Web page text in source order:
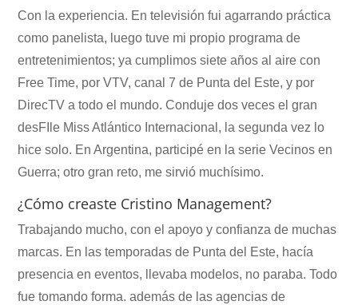
Con la experiencia. En televisión fui agarrando práctica
como panelista, luego tuve mi propio programa de
entretenimientos; ya cumplimos siete años al aire con
Free Time, por VTV, canal 7 de Punta del Este, y por
DirecTV a todo el mundo. Conduje dos veces el gran
desFIle Miss Atlántico Internacional, la segunda vez lo
hice solo. En Argentina, participé en la serie Vecinos en
Guerra; otro gran reto, me sirvió muchísimo.
¿Cómo creaste Cristino Management?
Trabajando mucho, con el apoyo y confianza de muchas
marcas. En las temporadas de Punta del Este, hacía
presencia en eventos, llevaba modelos, no paraba. Todo
fue tomando forma. además de las agencias de